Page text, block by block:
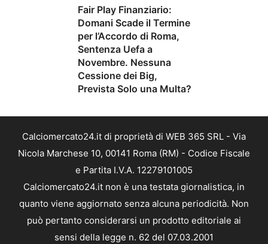
Fair Play Finanziario:
Domani Scade il Termine
per l’Accordo di Roma,
Sentenza Uefa a
Novembre. Nessuna
Cessione dei Big,
Prevista Solo una Multa?
Calciomercato24.it di proprietà di WEB 365 SRL - Via
Nicola Marchese 10, 00141 Roma (RM) - Codice Fiscale
e Partita I.V.A. 12279101005
Calciomercato24.it non è una testata giornalistica, in
quanto viene aggiornato senza alcuna periodicità. Non
può pertanto considerarsi un prodotto editoriale ai
sensi della legge n. 62 del 07.03.2001